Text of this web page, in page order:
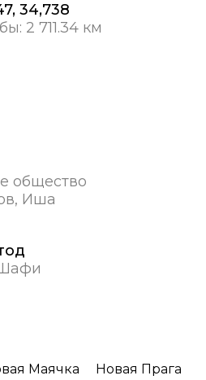
34,738
2 711.34 км
общество
Иша
Маячка
Новая Прага